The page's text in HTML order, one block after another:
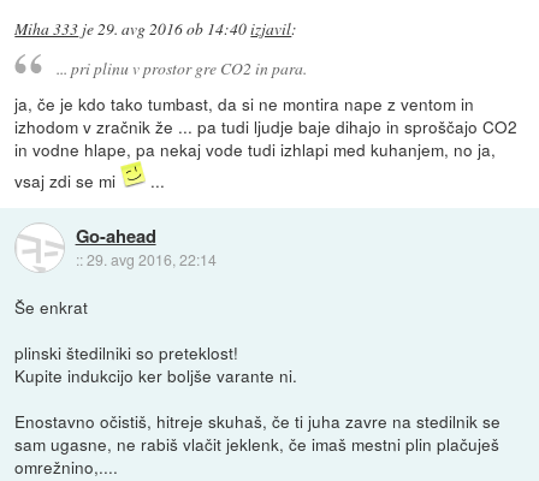
Miha 333 je29. avg 2016 ob 14:40izjavil:
... pri plinu v prostor gre CO2 in para.
ja, če je kdo tako tumbast, da si ne montira nape z ventom in
izhodom v zračnik že ... pa tudi ljudje baje dihajo in sproščajo CO2
in vodne hlape, pa nekaj vode tudi izhlapi med kuhanjem, no ja,
vsaj zdi se mi
...
Go-ahead
::29. avg 2016, 22:14
Še enkrat
plinski štedilniki so preteklost!
Kupite indukcijo ker boljše varante ni.
Enostavno očistiš, hitreje skuhaš, če ti juha zavre na stedilnik se
sam ugasne, ne rabiš vlačit jeklenk, če imaš mestni plin plačuješ
omrežnino,....